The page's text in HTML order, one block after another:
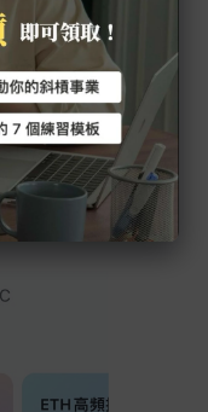
格交易」賺錢
選擇「合約